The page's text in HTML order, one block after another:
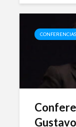
CONFERENCIAS